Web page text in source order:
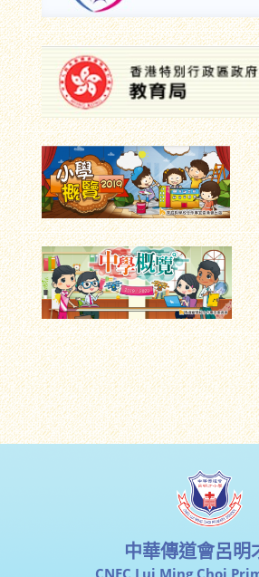
中華傳道會呂明
CNEC Lui Ming Choi